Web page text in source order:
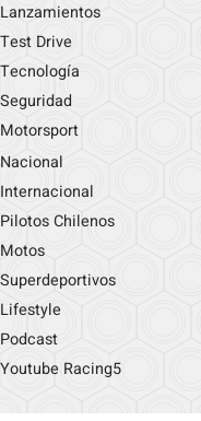
Lanzamientos
Test Drive
Tecnología
Seguridad
Motorsport
Nacional
Internacional
Pilotos Chilenos
Motos
Superdeportivos
Lifestyle
Podcast
Youtube Racing5